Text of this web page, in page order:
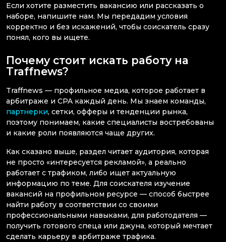
Если хотите разместить вакансию или рассказать о
наборе, напишите нам. Мы передадим условия
корректно и без искажений, чтобы соискатель сразу
понял, кого вы ищете.
Почему стоит искать работу на
Traffnews?
Traffnews — профильное медиа, которое работает в
арбитраже и CPA каждый день. Мы знаем команды,
партнерки, сетки, офферы и тенденции рынка,
поэтому понимаем, какие специалисты востребованы
и какие роли появляются чаще других.
Как сказано выше, раздел читает аудитория, которая
не просто «интересуется рекламой», а реально
работает с трафиком, либо ищет актуальную
информацию по теме. Для соискателя изучение
вакансий на профильном ресурсе — способ быстрее
найти работу в соответствии со своими
профессиональными навыками, для работодателя —
получить готового спеца или джуна, который мечтает
сделать карьеру в арбитраже трафика.